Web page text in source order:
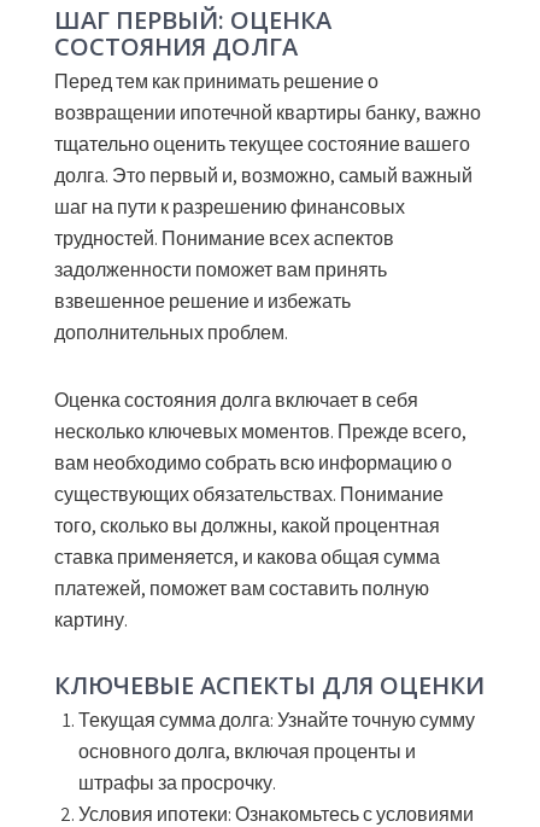
ШАГ ПЕРВЫЙ: ОЦЕНКА
СОСТОЯНИЯ ДОЛГА
Перед тем как принимать решение о
возвращении ипотечной квартиры банку, важно
тщательно оценить текущее состояние вашего
долга. Это первый и, возможно, самый важный
шаг на пути к разрешению финансовых
трудностей. Понимание всех аспектов
задолженности поможет вам принять
взвешенное решение и избежать
дополнительных проблем.
Оценка состояния долга включает в себя
несколько ключевых моментов. Прежде всего,
вам необходимо собрать всю информацию о
существующих обязательствах. Понимание
того, сколько вы должны, какой процентная
ставка применяется, и какова общая сумма
платежей, поможет вам составить полную
картину.
КЛЮЧЕВЫЕ АСПЕКТЫ ДЛЯ ОЦЕНКИ
Текущая сумма долга:Узнайте точную сумму
основного долга, включая проценты и
штрафы за просрочку.
Условия ипотеки:Ознакомьтесь с условиями